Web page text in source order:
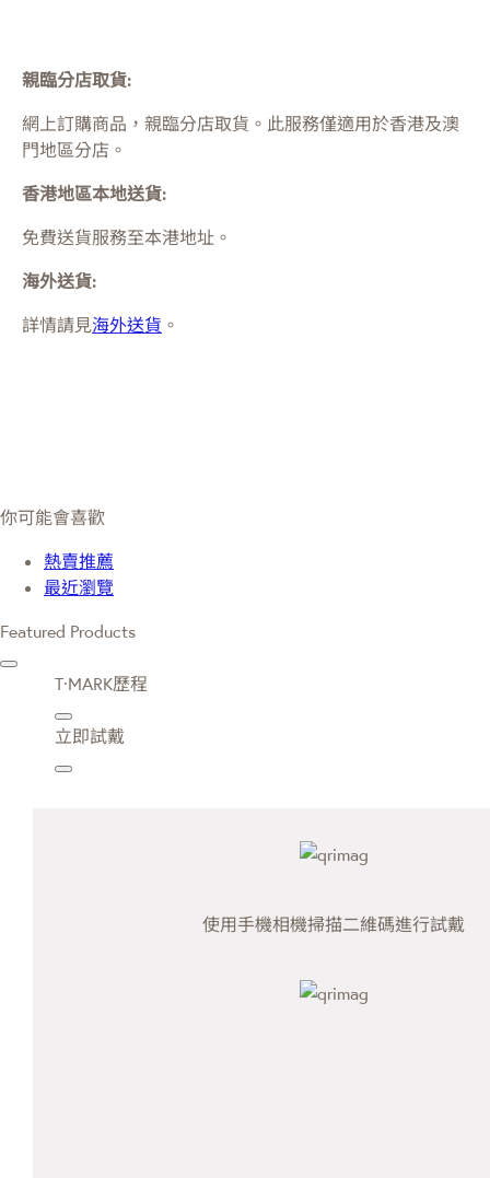
親臨分店取貨:
網上訂購商品，親臨分店取貨。此服務僅適用於香港及澳
門地區分店。
香港地區本地送貨:
免費送貨服務至本港地址。
海外送貨:
詳情請見海外送貨 。
你可能會喜歡
熱賣推薦
最近瀏覽
Featured Products
T·MARK歷程
立即試戴
使用手機相機掃描二維碼進行試戴